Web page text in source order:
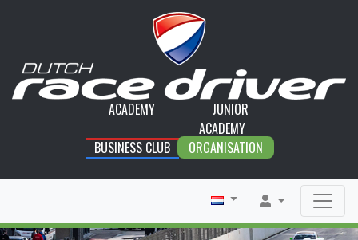
ACADEMY
JUNIOR
ACADEMY
BUSINESS CLUB
ORGANISATION